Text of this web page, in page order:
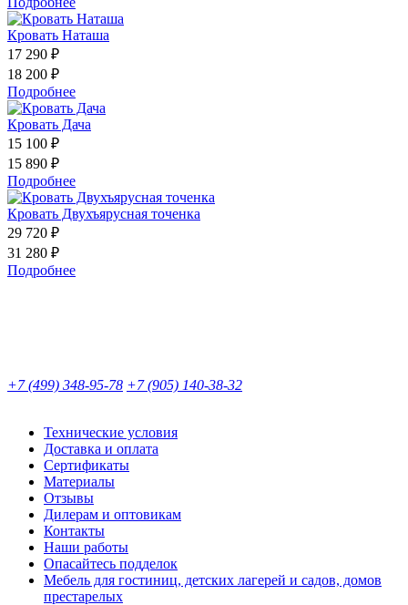
Кровать Наташа
17 290 ₽
18 200 ₽
Подробнее
Кровать Дача
15 100 ₽
15 890 ₽
Подробнее
Кровать Двухъярусная точенка
29 720 ₽
31 280 ₽
Подробнее
+7 (499) 348-95-78 +7 (905) 140-38-32
Технические условия
Доставка и оплата
Сертификаты
Материалы
Отзывы
Дилерам и оптовикам
Контакты
Наши работы
Опасайтесь подделок
Мебель для гостиниц, детских лагерей и садов, домов
престарелых